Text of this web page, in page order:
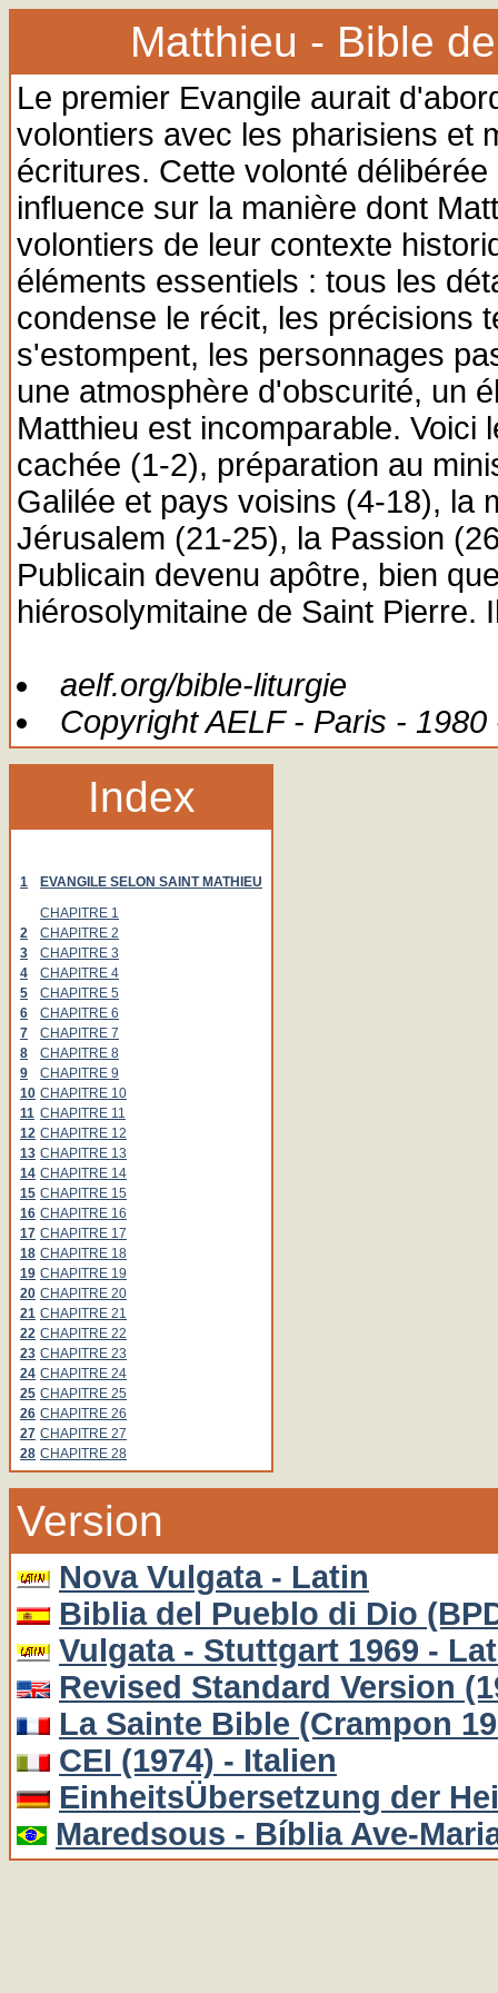
Matthieu - Bible
Le premier Evangile aurait
volontiers avec les pharisiens et
écritures. Cette volonté
influence sur la manière dont
volontiers de leur contexte
éléments essentiels : tous les
condense le récit, les précisions
s'estompent, les personnages
une atmosphère d'obscurité, un
Matthieu est incomparable. Voici
cachée (1-2), préparation au
Galilée et pays voisins (4-18), la
Jérusalem (21-25), la Passion
Publicain devenu apôtre, bien
hiérosolymitaine de Saint Pierre.
aelf.org/bible-liturgie
Copyright AELF - Paris -
Index
1
EVANGILE SELON SAINT MATHIEU
CHAPITRE 1
2
CHAPITRE 2
3
CHAPITRE 3
4
CHAPITRE 4
5
CHAPITRE 5
6
CHAPITRE 6
7
CHAPITRE 7
8
CHAPITRE 8
9
CHAPITRE 9
10 CHAPITRE 10
11 CHAPITRE 11
12 CHAPITRE 12
13 CHAPITRE 13
14 CHAPITRE 14
15 CHAPITRE 15
16 CHAPITRE 16
17 CHAPITRE 17
18 CHAPITRE 18
19 CHAPITRE 19
20 CHAPITRE 20
21 CHAPITRE 21
22 CHAPITRE 22
23 CHAPITRE 23
24 CHAPITRE 24
25 CHAPITRE 25
26 CHAPITRE 26
27 CHAPITRE 27
28 CHAPITRE 28
Version
Nova Vulgata - Latin
Biblia del Pueblo di Dio
Vulgata - Stuttgart 1969 -
Revised Standard Version
La Sainte Bible (Crampon
CEI (1974) - Italien
EinheitsÜbersetzung der
Maredsous - Bíblia Ave-